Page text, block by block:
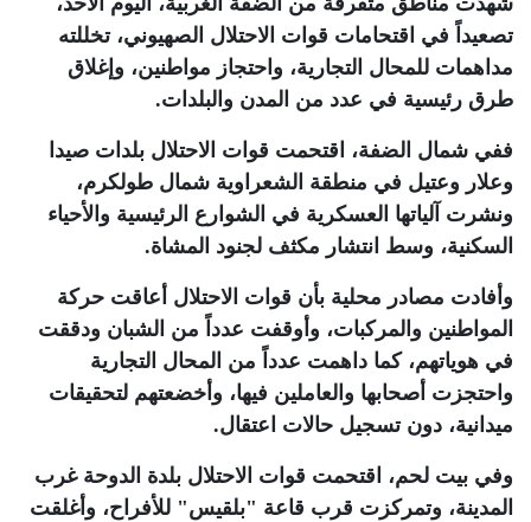
تصعيداً في اقتحامات قوات الاحتلال الصهيوني، تخللته
مداهمات للمحال التجارية، واحتجاز مواطنين، وإغلاق
طرق رئيسية في عدد من المدن والبلدات.
ففي شمال الضفة، اقتحمت قوات الاحتلال بلدات صيدا
وعلار وعتيل في منطقة الشعراوية شمال طولكرم،
ونشرت آلياتها العسكرية في الشوارع الرئيسية والأحياء
السكنية، وسط انتشار مكثف لجنود المشاة.
وأفادت مصادر محلية بأن قوات الاحتلال أعاقت حركة
المواطنين والمركبات، وأوقفت عدداً من الشبان ودققت
في هوياتهم، كما داهمت عدداً من المحال التجارية
واحتجزت أصحابها والعاملين فيها، وأخضعتهم لتحقيقات
ميدانية، دون تسجيل حالات اعتقال.
وفي بيت لحم، اقتحمت قوات الاحتلال بلدة الدوحة غرب
المدينة، وتمركزت قرب قاعة "بلقيس" للأفراح، وأغلقت